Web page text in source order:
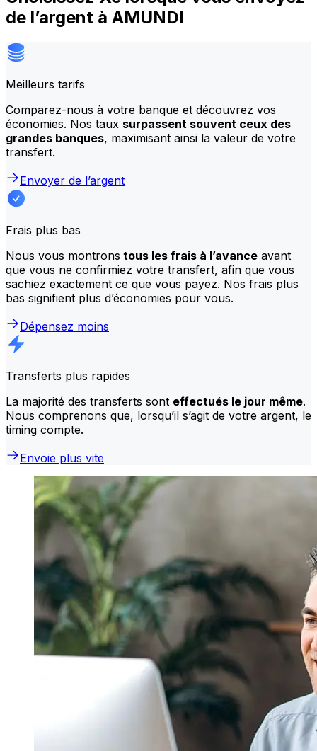
de l’argent à AMUNDI
Meilleurs tarifs
Comparez-nous à votre banque et découvrez vos
économies. Nos taux surpassent souvent ceux des
grandes banques, maximisant ainsi la valeur de votre
transfert.
Envoyer de l’argent
Frais plus bas
Nous vous montrons tous les frais à l’avance avant
que vous ne confirmiez votre transfert, afin que vous
sachiez exactement ce que vous payez. Nos frais plus
bas signifient plus d’économies pour vous.
Dépensez moins
Transferts plus rapides
La majorité des transferts sont effectués le jour même.
Nous comprenons que, lorsqu’il s’agit de votre argent, le
timing compte.
Envoie plus vite